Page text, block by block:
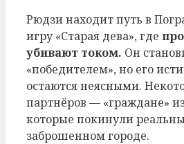
Рюдзи находит путь в
игру «Старая дева», где
убивают током. Он
«победителем», но его
остаются неясными.
партнёров — «граждане»
которые покинули
заброшенном городе.